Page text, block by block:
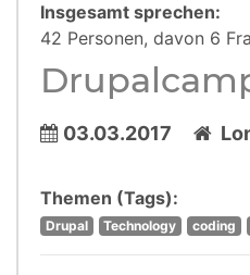
Insgesamt sprechen:
42 Personen, davon 6
03.03.2017
Themen (Tags):
Drupal Technology coding